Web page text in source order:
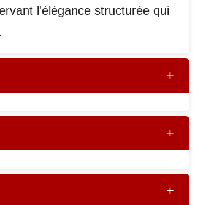
l'élégance structurée qui
+
+
+